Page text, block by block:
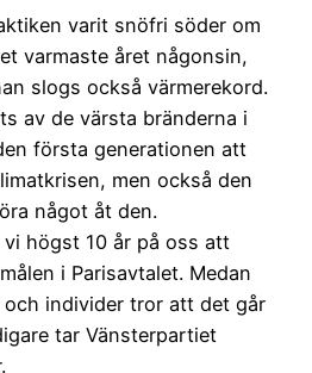
varit snöfri söder om
varmaste året någonsin,
slogs också värmerekord.
av de värsta bränderna i
första generationen att
men också den
något åt den.
högst 10 år på oss att
i Parisavtalet. Medan
individer tror att det går
tar Vänsterpartiet